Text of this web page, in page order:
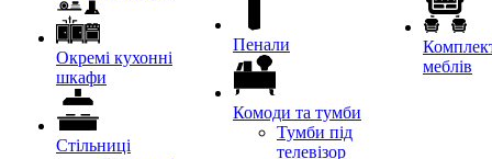
Окремі кухонні
шкафи
Стільниці
Пенали
Комоди та тумби
Тумби під
телевізор
меблів